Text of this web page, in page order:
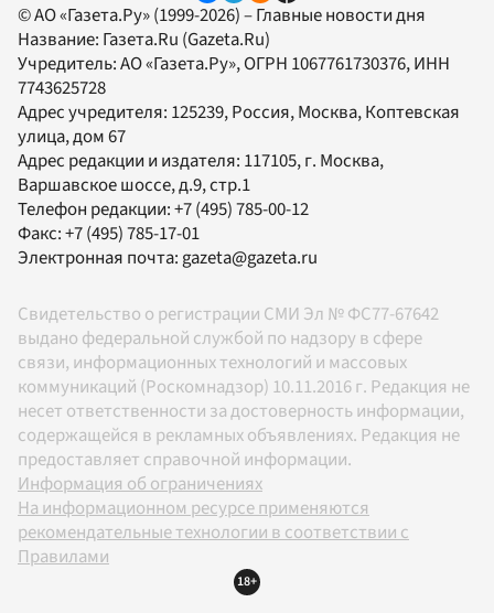
© АО «Газета.Ру» (1999-2026) – Главные новости дня
Название: Газета.Ru (Gazeta.Ru)
Учредитель:АО «Газета.Ру», ОГРН 1067761730376, ИНН
7743625728
Адрес учредителя: 125239, Россия, Москва, Коптевская
улица, дом 67
Адрес редакции и издателя: 117105, г. Москва,
Варшавское шоссе, д.9, стр.1
Телефон редакции:+7 (495) 785-00-12
Факс:+7 (495) 785-17-01
Электронная почта: gazeta@gazeta.ru
Свидетельство о регистрации СМИ Эл № ФС77-67642
выдано федеральной службой по надзору в сфере
связи, информационных технологий и массовых
коммуникаций (Роскомнадзор) 10.11.2016 г. Редакция не
несет ответственности за достоверность информации,
содержащейся в рекламных объявлениях. Редакция не
предоставляет справочной информации.
Информация об ограничениях
На информационном ресурсе применяются
рекомендательные технологии в соответствии с
Правилами
18+